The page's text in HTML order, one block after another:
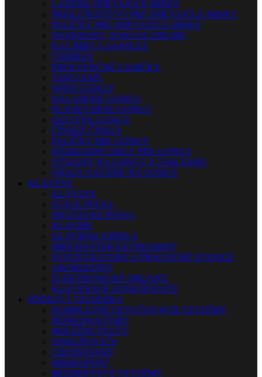
LADENÉ SPIEVAJÚCE MISKY
PRISLUŠENSTVO PRE SPIEVAJÚCE MISKY
PALIČKY PRE SPIEVAJÚCE MISKY
HANDPANY, TONGUE DRUMY
KALIMBY A SANSULY
CHIMESY
FREKVENČNÉ LADIČKY
TAM-TAMY
WIND GONGY
NALADENÉ GONGY
PLANETÁRNE GONGY
OSTATNÉ GONGY
ČÍNSKE ČINELY
PALIČKY PRE GONGY
NÁHRADNÉ DIELY PRE GONGY
STOJANY NA GONGY A TAM-TAMY
OBALY A KUFRE NA GONGY
KLÁVESY
KLÁVESY
STAGE PIÁNA
DIGITÁLNE PIÁNA
KLAVÍRE
KLAVÍRNE KRÍDLA
MIDI MASTER KEYBOARDY
SYNTETIZÁTORY A PRACOVNÉ STANICE
AKORDEÓNY
ELEKTRONICKÉ ORGANY
KLÁVESOVÉ ZOSILŇOVAČE
PÓDIOVÁ TECHNIKA
KOMPLETNÉ OZVUČOVACIE SYSTÉMY
REPRODUKTORY
MIXÁŽNE PULTY
ZOSILŇOVAČE
CROSSOVERY
MIKROFÓNY
BEZDRÔTOVÉ SYSTÉMY